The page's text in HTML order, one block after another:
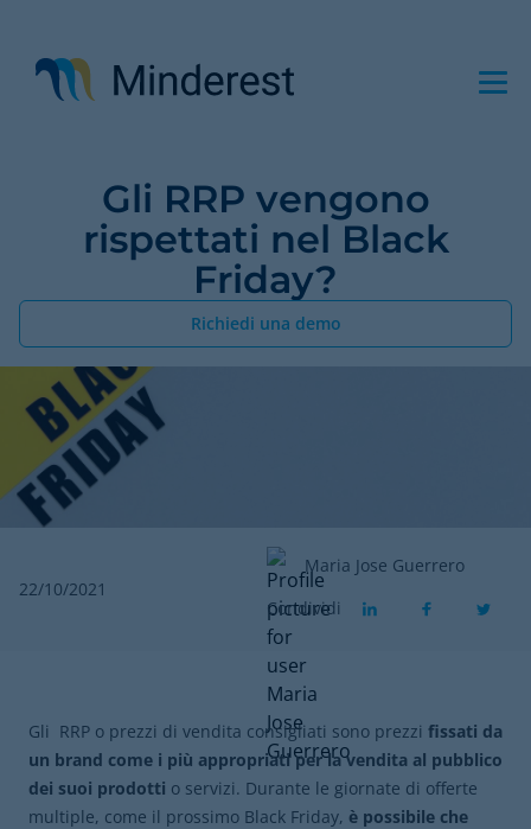
contenuto
principale
Gli RRP vengono
rispettati nel Black
Friday?
Richiedi una demo
22/10/2021
Maria Jose Guerrero
Condividi
Gli RRP o prezzi di vendita consigliati sono prezzi fissati da
un brand come i più appropriati per la vendita al pubblico
dei suoi prodotti o servizi. Durante le giornate di offerte
multiple, come il prossimo Black Friday, è possibile che